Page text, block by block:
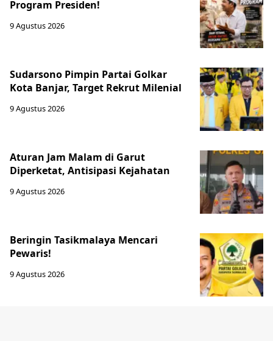
Program Presiden!
9 Agustus 2026
Sudarsono Pimpin Partai Golkar
Kota Banjar, Target Rekrut Milenial
9 Agustus 2026
Aturan Jam Malam di Garut
Diperketat, Antisipasi Kejahatan
9 Agustus 2026
Beringin Tasikmalaya Mencari
Pewaris!
9 Agustus 2026